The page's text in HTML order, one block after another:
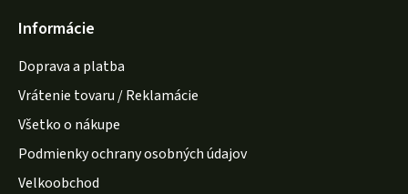
Informácie
Doprava a platba
Vrátenie tovaru / Reklamácie
Všetko o nákupe
Podmienky ochrany osobných údajov
Velkoobchod